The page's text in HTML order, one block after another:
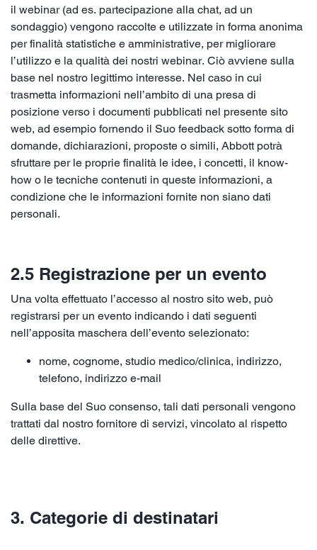
il webinar (ad es. partecipazione alla chat, ad un
sondaggio) vengono raccolte e utilizzate in forma anonima
per finalità statistiche e amministrative, per migliorare
l’utilizzo e la qualità dei nostri webinar. Ciò avviene sulla
base nel nostro legittimo interesse. Nel caso in cui
trasmetta informazioni nell’ambito di una presa di
posizione verso i documenti pubblicati nel presente sito
web, ad esempio fornendo il Suo feedback sotto forma di
domande, dichiarazioni, proposte o simili, Abbott potrà
sfruttare per le proprie finalità le idee, i concetti, il know-
how o le tecniche contenuti in queste informazioni, a
condizione che le informazioni fornite non siano dati
personali.
2.5 Registrazione per un evento
Una volta effettuato l’accesso al nostro sito web, può
registrarsi per un evento indicando i dati seguenti
nell’apposita maschera dell’evento selezionato:
nome, cognome, studio medico/clinica, indirizzo,
telefono, indirizzo e-mail
Sulla base del Suo consenso, tali dati personali vengono
trattati dal nostro fornitore di servizi, vincolato al rispetto
delle direttive.
3. Categorie di destinatari